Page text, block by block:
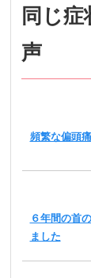
同じ
声
頻繁な偏頭
６年間の首
ました